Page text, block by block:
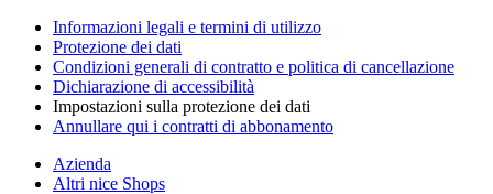
Informazioni legali e termini di utilizzo
Protezione dei dati
Condizioni generali di contratto e politica di cancellazione
Dichiarazione di accessibilità
Impostazioni sulla protezione dei dati
Annullare qui i contratti di abbonamento
Azienda
Altri nice Shops